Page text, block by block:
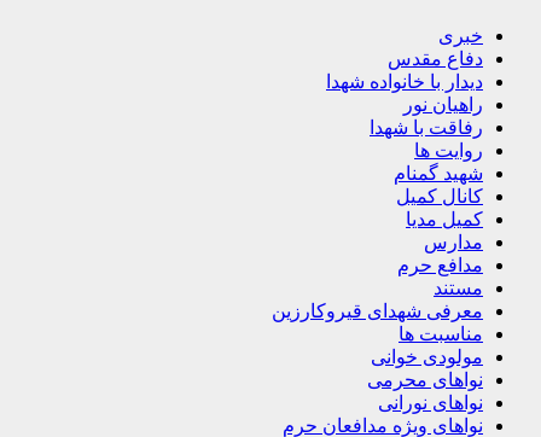
خبری
دفاع مقدس
دیدار با خانواده شهدا
راهیان نور
رفاقت با شهدا
روایت ها
شهید گمنام
کانال کمیل
کمیل مدیا
مدارس
مدافع حرم
مستند
معرفی شهدای قیروکارزین
مناسبت ها
مولودی خوانی
نواهای محرمی
نواهای نورانی
نواهای ویژه مدافعان حرم